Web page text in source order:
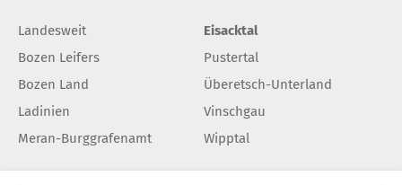
Landesweit
Bozen Leifers
Bozen Land
Ladinien
Meran-Burggrafenamt
Eisacktal
Pustertal
Überetsch-Unterland
Vinschgau
Wipptal